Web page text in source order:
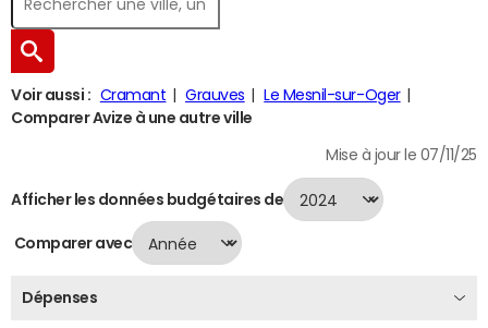
Voir aussi : Cramant Grauves
Le Mesnil-sur-Oger
Comparer Avize à une autre ville
Mise à jour le 07/11/25
Afficher les données budgétaires de
Comparer avec
Dépenses